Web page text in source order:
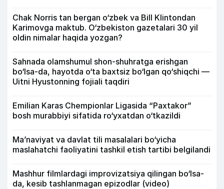
Chak Norris tan bergan o‘zbek va Bill Klintondan
Karimovga maktub. O‘zbekiston gazetalari 30 yil
oldin nimalar haqida yozgan?
Sahnada olamshumul shon-shuhratga erishgan
bo‘lsa-da, hayotda o‘ta baxtsiz bo‘lgan qo‘shiqchi —
Uitni Hyustonning fojiali taqdiri
Emilian Karas Chempionlar Ligasida “Paxtakor”
bosh murabbiyi sifatida ro‘yxatdan o‘tkazildi
Ma’naviyat va davlat tili masalalari bo‘yicha
maslahatchi faoliyatini tashkil etish tartibi belgilandi
Mashhur filmlardagi improvizatsiya qilingan bo‘lsa-
da, kesib tashlanmagan epizodlar (video)